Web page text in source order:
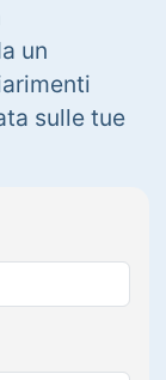
un
sulle tue